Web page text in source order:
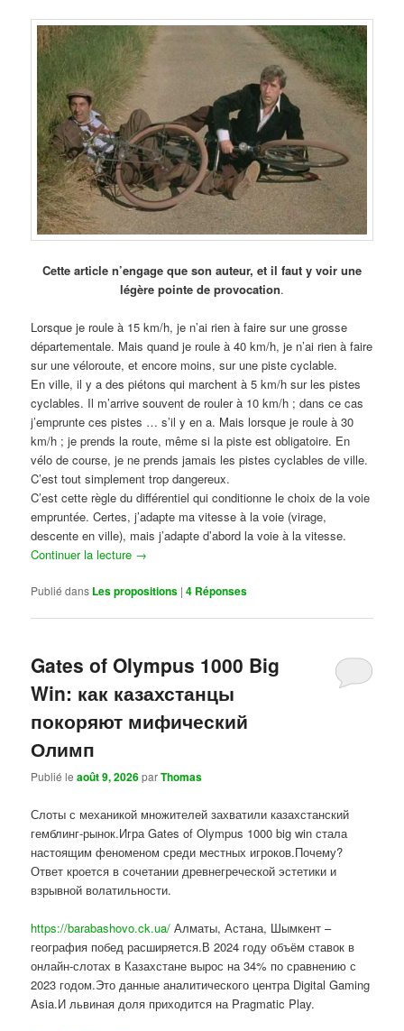
Cette article n’engage que son auteur, et il faut y voir une
légère pointe de provocation.
Lorsque je roule à 15 km/h, je n’ai rien à faire sur une grosse
départementale. Mais quand je roule à 40 km/h, je n’ai rien à faire
sur une véloroute, et encore moins, sur une piste cyclable.
En ville, il y a des piétons qui marchent à 5 km/h sur les pistes
cyclables. Il m’arrive souvent de rouler à 10 km/h ; dans ce cas
j’emprunte ces pistes … s’il y en a. Mais lorsque je roule à 30
km/h ; je prends la route, même si la piste est obligatoire. En
vélo de course, je ne prends jamais les pistes cyclables de ville.
C’est tout simplement trop dangereux.
C’est cette règle du différentiel qui conditionne le choix de la voie
empruntée. Certes, j’adapte ma vitesse à la voie (virage,
descente en ville), mais j’adapte d’abord la voie à la vitesse.
Continuer la lecture →
Publié dans Les propositions |4 Réponses
Gates of Olympus 1000 Big
Win: как казахстанцы
покоряют мифический
Олимп
Publié leaoût 9, 2026parThomas
Слоты с механикой множителей захватили казахстанский
гемблинг-рынок.Игра Gates of Olympus 1000 big win стала
настоящим феноменом среди местных игроков.Почему?
Ответ кроется в сочетании древнегреческой эстетики и
взрывной волатильности.
https://barabashovo.ck.ua/ Алматы, Астана, Шымкент –
география побед расширяется.В 2024 году объём ставок в
онлайн-слотах в Казахстане вырос на 34% по сравнению с
2023 годом.Это данные аналитического центра Digital Gaming
Asia.И львиная доля приходится на Pragmatic Play.